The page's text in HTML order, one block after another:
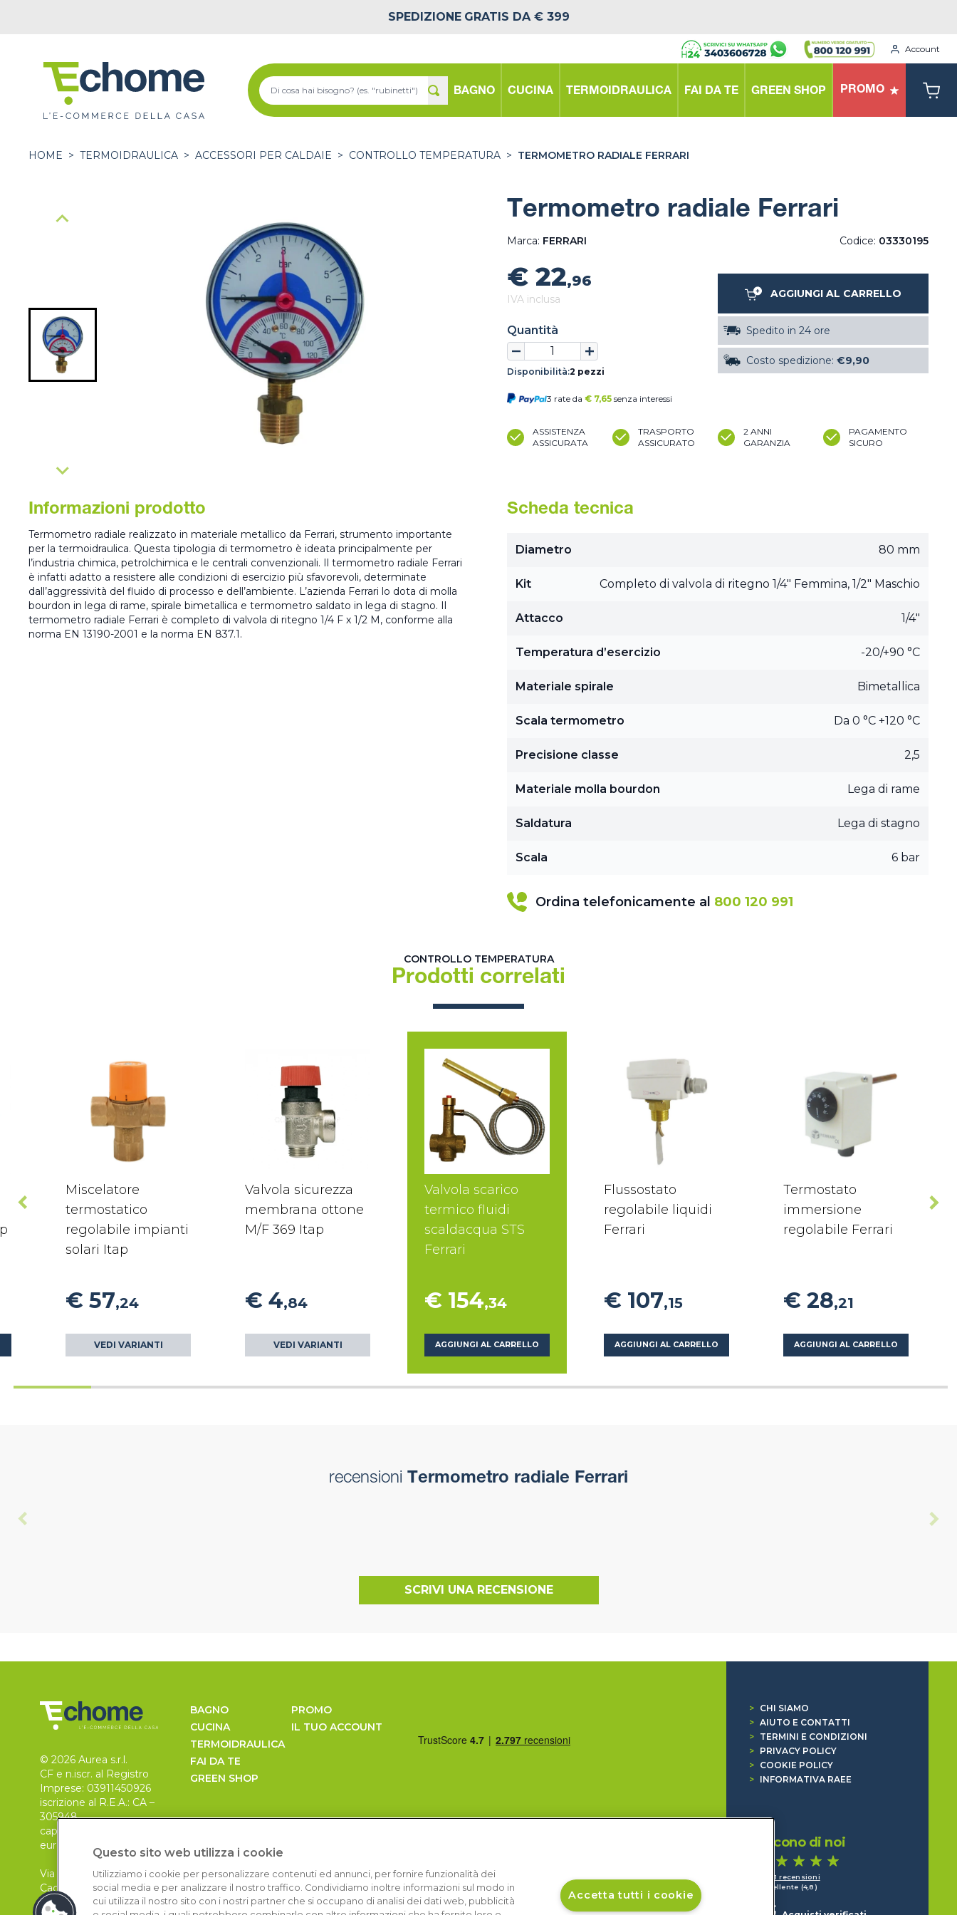
SPEDIZIONE GRATIS DA € 399
Account
BAGNO CUCINA TERMOIDRAULICA FAI DA TE GREEN SHOP PROMO
HOME > TERMOIDRAULICA > ACCESSORI PER CALDAIE > CONTROLLO TEMPERATURA > TERMOMETRO RADIALE FERRARI
Termometro radiale Ferrari
Marca: FERRARI Codice: 03330195
€ 22,96
IVA inclusa
Quantità
Disponibilità:2 pezzi
3 rate da € 7,65 senza interessi
AGGIUNGI AL CARRELLO
Spedito in 24 ore
Costo spedizione: €9,90
ASSISTENZA
ASSICURATA
TRASPORTO
ASSICURATO
2 ANNI
GARANZIA
PAGAMENTO
SICURO
Informazioni prodotto
Termometro radiale realizzato in materiale metallico da Ferrari, strumento importante
per la termoidraulica. Questa tipologia di termometro è ideata principalmente per
l’industria chimica, petrolchimica e le centrali convenzionali. Il termometro radiale Ferrari
è infatti adatto a resistere alle condizioni di esercizio più sfavorevoli, determinate
dall’aggressività del fluido di processo e dell’ambiente. L’azienda Ferrari lo dota di molla
bourdon in lega di rame, spirale bimetallica e termometro saldato in lega di stagno. Il
termometro radiale Ferrari è completo di valvola di ritegno 1/4 F x 1/2 M, conforme alla
norma EN 13190-2001 e la norma EN 837.1.
Scheda tecnica
Diametro 80 mm
Kit Completo di valvola di ritegno 1/4" Femmina, 1/2" Maschio
Attacco 1/4"
Temperatura d’esercizio -20/+90 °C
Materiale spirale Bimetallica
Scala termometro Da 0 °C +120 °C
Precisione classe 2,5
Materiale molla bourdon Lega di rame
Saldatura Lega di stagno
Scala 6 bar
Ordina telefonicamente al 800 120 991
CONTROLLO TEMPERATURA
Prodotti correlati
Miscelatore
termostatico
regolabile impianti
solari Itap
€ 57,24
VEDI VARIANTI
Valvola sicurezza
membrana ottone
M/F 369 Itap
€ 4,84
VEDI VARIANTI
Valvola scarico
termico fluidi
scaldacqua STS
Ferrari
€ 154,34
AGGIUNGI AL CARRELLO
Flussostato
regolabile liquidi
Ferrari
€ 107,15
AGGIUNGI AL CARRELLO
Termostato
immersione
regolabile Ferrari
€ 28,21
AGGIUNGI AL CARRELLO
recensioni Termometro radiale Ferrari
SCRIVI UNA RECENSIONE
© 2026 Aurea s.r.l.
CF e n.iscr. al Registro
Imprese: 03911450926
iscrizione al R.E.A.: CA –
305948
capitale sociale 30.000
euro, i.v.
Via Pietro Leo n. 6
Cagliari
09129
BAGNO
CUCINA
TERMOIDRAULICA
FAI DA TE
GREEN SHOP
PROMO
IL TUO ACCOUNT
>
CHI SIAMO
> AIUTO E CONTATTI
>
TERMINI E CONDIZIONI
>
PRIVACY POLICY
>
COOKIE POLICY
>
INFORMATIVA RAEE
Dicono di noi
1.641 recensioni
Eccellente (4,8)
Questo sito web utilizza i cookie
Utilizziamo i cookie per personalizzare contenuti ed annunci, per fornire funzionalità dei
social media e per analizzare il nostro traffico. Condividiamo inoltre informazioni sul modo in
cui utilizza il nostro sito con i nostri partner che si occupano di analisi dei dati web, pubblicità
Accetta tutti i cookie